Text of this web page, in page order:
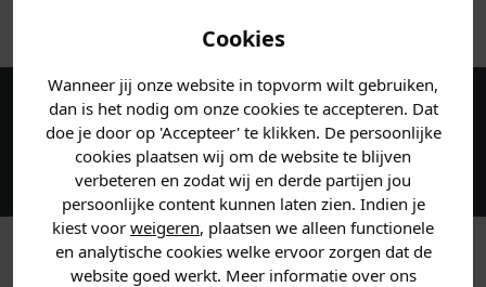
Cookies
Wanneer jij onze website in topvorm wilt gebruiken,
dan is het nodig om onze cookies te accepteren. Dat
doe je door op 'Accepteer' te klikken. De persoonlijke
cookies plaatsen wij om de website te blijven
verbeteren en zodat wij en derde partijen jou
persoonlijke content kunnen laten zien. Indien je
kiest voor weigeren, plaatsen we alleen functionele
en analytische cookies welke ervoor zorgen dat de
website goed werkt. Meer informatie over ons
Maak een account aan en ontvang 5%
korting op je eerste bestelling!
Welke mystery
krijg jij? (Tot-30%
Vertel ons waar je naar op
zoek bent. 👇
Heren kleding
Dames kleding